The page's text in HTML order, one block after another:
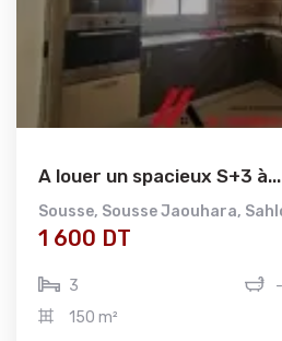
A louer un spacieux S+3 à...
Sousse, Sousse Jaouhara,
1 600 DT
3
-
150 m²